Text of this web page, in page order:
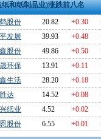
纸和纸制品业)涨跌前八名
股份
20.82 +0.30
发展
39.93 +0.48
股份
49.86 +0.50
环保
13.91 +0.11
生活
28.20 +0.18
达
14.52 +0.08
纸业
4.52 +0.02
股份
6.55 +0.01